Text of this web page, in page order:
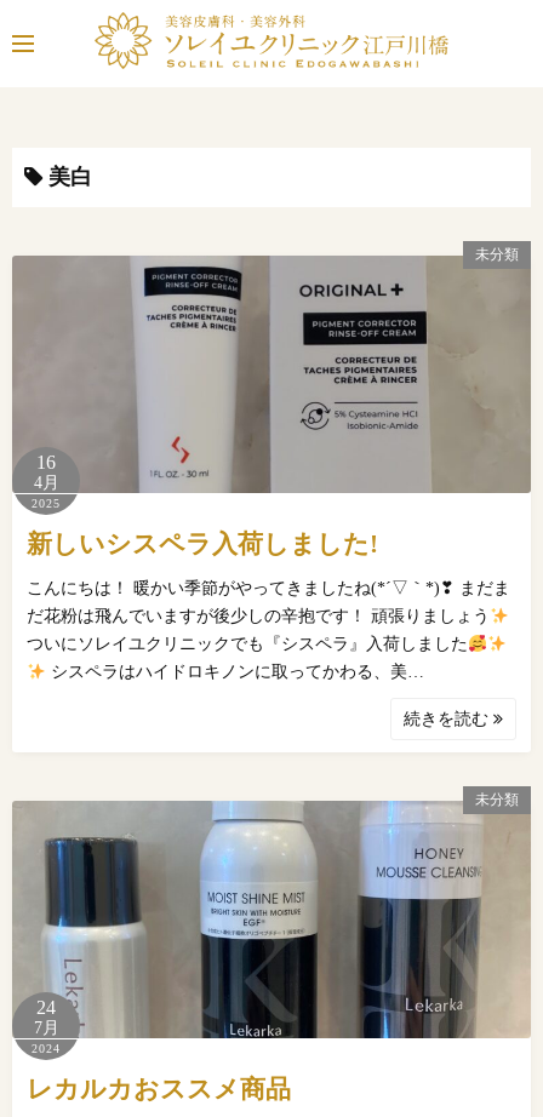
ン
美白
未分類
16
4月
2025
新しいシスペラ入荷しました!
こんにちは！ 暖かい季節がやってきましたね(*´▽｀*)❣ まだま
だ花粉は飛んでいますが後少しの辛抱です！ 頑張りましょう
ついにソレイユクリニックでも『シスペラ』入荷しました
シスペラはハイドロキノンに取ってかわる、美…
続きを読む
未分類
24
7月
2024
レカルカおススメ商品